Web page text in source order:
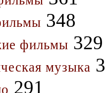
348
фильмы 329
музыка
291